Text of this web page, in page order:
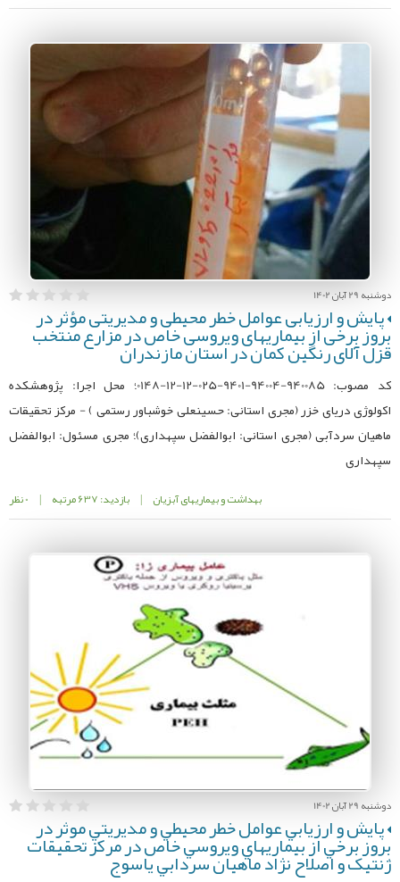
دوشنبه 29 آبان 1402
پایش و ارزیابی عوامل خطر محیطی و مدیریتی مؤثر در
بروز برخی از بیماریهای ویروسی خاص در مزارع منتخب
قزل آلای رنگین کمان در استان مازندران
کد مصوب: 940085-94004-9401-025-12-12-0148؛ محل اجرا: پژوهشکده
اکولوژی دریای خزر (مجری استانی: حسینعلی خوشباور رستمی ) - مرکز تحقیقات
ماهیان سردآبی (مجری استانی: ابوالفضل سپهداری)؛ مجری مسئول: ابوالفضل
سپهداری
بهداشت و بیماریهای آبزیان | بازدید: 637 مرتبه | 0 نظر
دوشنبه 29 آبان 1402
پايش و ارزيابي عوامل خطر محيطي و مديريتي موثر در
بروز برخي از بيماريهاي ويروسي خاص در مرکز تحقيقات
ژنتيک و اصلاح نژاد ماهيان سردابي ياسوج